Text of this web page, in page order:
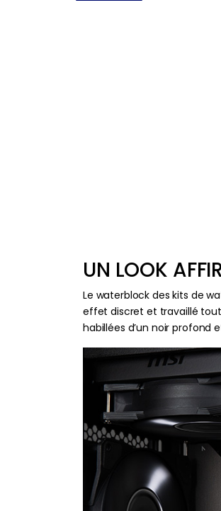
UN LOOK
Le waterblock des kits de
effet discret et travaillé
habillées d’un noir profond